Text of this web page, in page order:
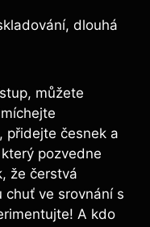
dlouhá
můžete
přidejte česnek a
pozvedne
že čerstvá
chuť ve srovnání s
A kdo